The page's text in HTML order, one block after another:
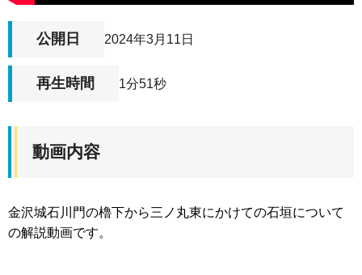
公開日 2024年3月11日
再生時間 1分51秒
動画内容
金沢城石川門の櫓下から三ノ丸東にかけての石垣について
の解説動画です。